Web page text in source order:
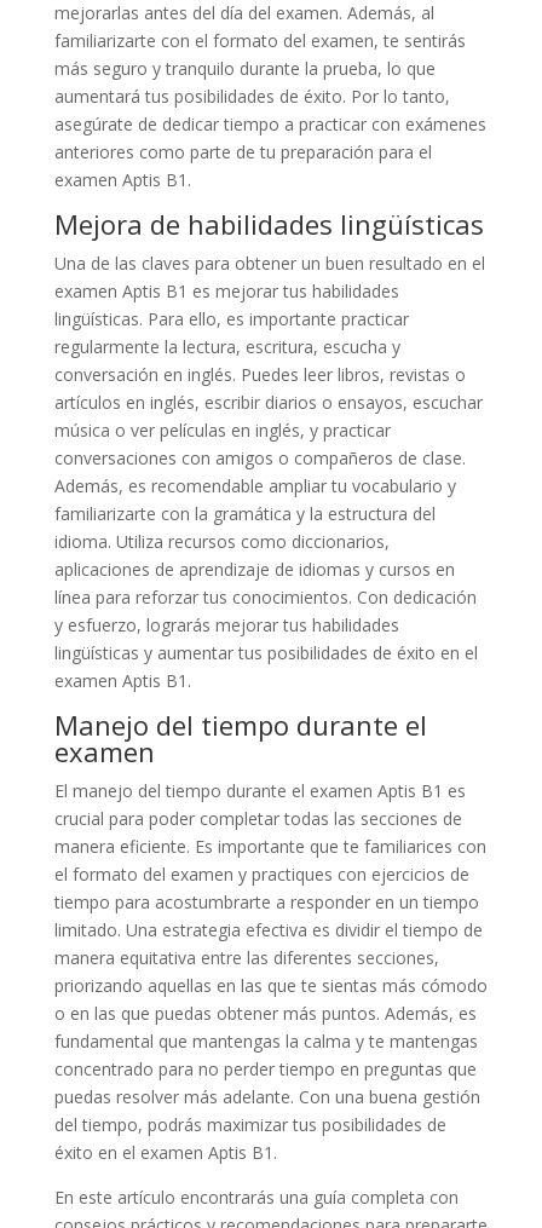
mejorarlas antes del día del examen. Además, al
familiarizarte con el formato del examen, te sentirás
más seguro y tranquilo durante la prueba, lo que
aumentará tus posibilidades de éxito. Por lo tanto,
asegúrate de dedicar tiempo a practicar con exámenes
anteriores como parte de tu preparación para el
examen Aptis B1.
Mejora de habilidades lingüísticas
Una de las claves para obtener un buen resultado en el
examen Aptis B1 es mejorar tus habilidades
lingüísticas. Para ello, es importante practicar
regularmente la lectura, escritura, escucha y
conversación en inglés. Puedes leer libros, revistas o
artículos en inglés, escribir diarios o ensayos, escuchar
música o ver películas en inglés, y practicar
conversaciones con amigos o compañeros de clase.
Además, es recomendable ampliar tu vocabulario y
familiarizarte con la gramática y la estructura del
idioma. Utiliza recursos como diccionarios,
aplicaciones de aprendizaje de idiomas y cursos en
línea para reforzar tus conocimientos. Con dedicación
y esfuerzo, lograrás mejorar tus habilidades
lingüísticas y aumentar tus posibilidades de éxito en el
examen Aptis B1.
Manejo del tiempo durante el
examen
El manejo del tiempo durante el examen Aptis B1 es
crucial para poder completar todas las secciones de
manera eficiente. Es importante que te familiarices con
el formato del examen y practiques con ejercicios de
tiempo para acostumbrarte a responder en un tiempo
limitado. Una estrategia efectiva es dividir el tiempo de
manera equitativa entre las diferentes secciones,
priorizando aquellas en las que te sientas más cómodo
o en las que puedas obtener más puntos. Además, es
fundamental que mantengas la calma y te mantengas
concentrado para no perder tiempo en preguntas que
puedas resolver más adelante. Con una buena gestión
del tiempo, podrás maximizar tus posibilidades de
éxito en el examen Aptis B1.
En este artículo encontrarás una guía completa con